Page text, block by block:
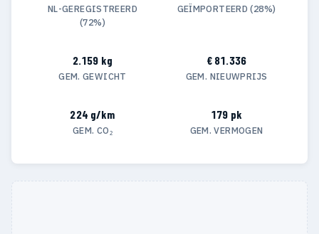
NL-GEREGISTREERD
(72%)
GEÏMPORTEERD (28%)
2.159 kg
GEM. GEWICHT
€ 81.336
GEM. NIEUWPRIJS
224 g/km
GEM. CO₂
179 pk
GEM. VERMOGEN